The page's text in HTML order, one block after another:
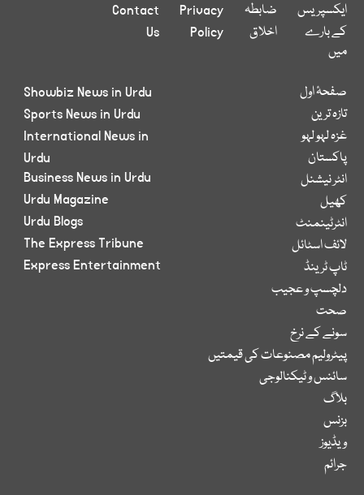
ایکسپریس
کے بارے
میں
ضابطہ
اخلاق
Privacy
Policy
Contact
Us
صفحۂ اول
تازہ ترین
غزہ لہو لہو
پاکستان
انٹر نیشنل
کھیل
انٹرٹینمنٹ
لائف اسٹائل
ٹاپ ٹرینڈ
دلچسپ و عجیب
صحت
سونے کے نرخ
پیٹرولیم مصنوعات کی قیمتیں
سائنس و ٹیکنالوجی
بلاگ
بزنس
ویڈیوز
جرائم
Showbiz News in Urdu
Sports News in Urdu
International News in
Urdu
Business News in Urdu
Urdu Magazine
Urdu Blogs
The Express Tribune
Express Entertainment